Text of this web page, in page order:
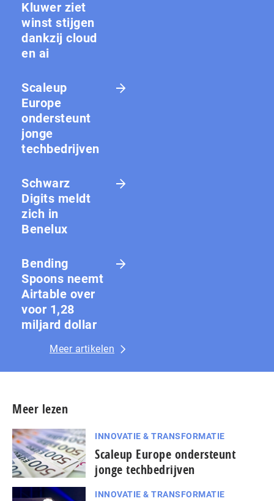
Kluwer ziet
winst stijgen
dankzij cloud
en ai
Scaleup
Europe
ondersteunt
jonge
techbedrijven
Schwarz
Digits meldt
zich in
Benelux
Bending
Spoons neemt
Airtable over
voor 1,28
miljard dollar
Meer artikelen
Meer lezen
INNOVATIE & TRANSFORMATIE
Scaleup Europe ondersteunt
jonge techbedrijven
INNOVATIE & TRANSFORMATIE